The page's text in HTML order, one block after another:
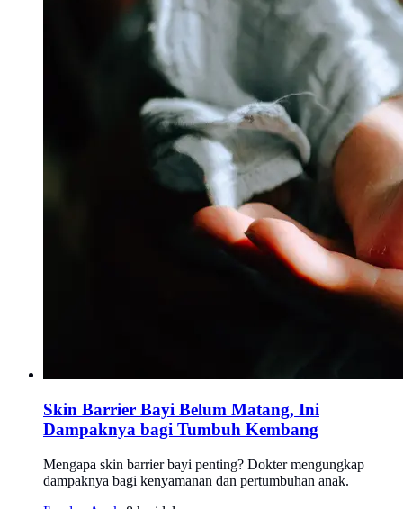
Skin Barrier Bayi Belum Matang, Ini
Dampaknya bagi Tumbuh Kembang
Mengapa skin barrier bayi penting? Dokter mengungkap
dampaknya bagi kenyamanan dan pertumbuhan anak.